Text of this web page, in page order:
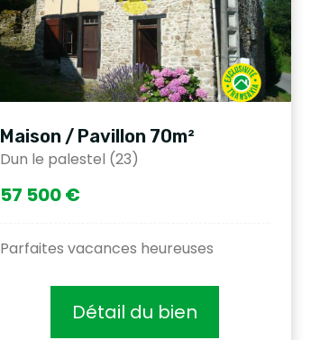
Maison / Pavillon 70m²
Dun le palestel (23)
57 500 €
Parfaites vacances heureuses
Détail du bien